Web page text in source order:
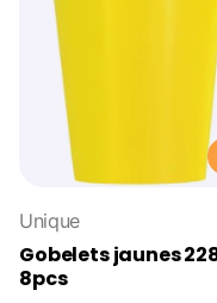
Unique
Gobelets jaunes
8pcs